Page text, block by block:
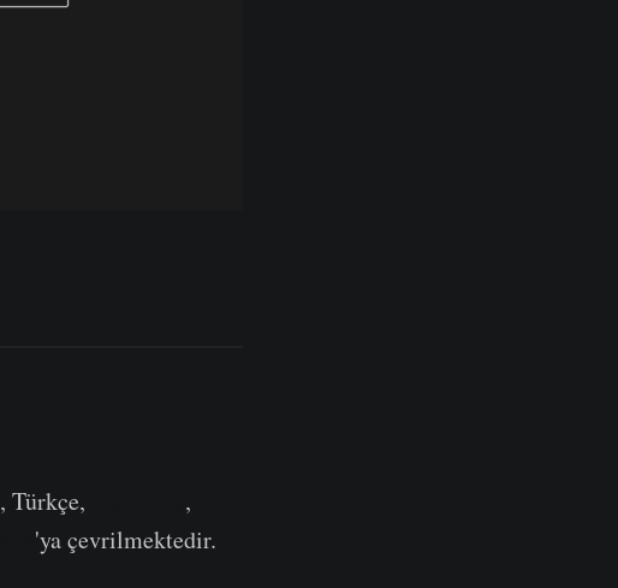
, Türkçe,
,
'ya çevrilmektedir.